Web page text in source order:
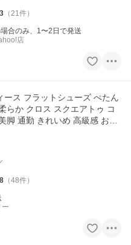
（21件）
合のみ、1〜2日で発送
店
ース フラットシューズ ぺたん
らか クロス スクエアトゥ コ
脚 通勤 きれいめ 高級感 おし
（48件）
ー